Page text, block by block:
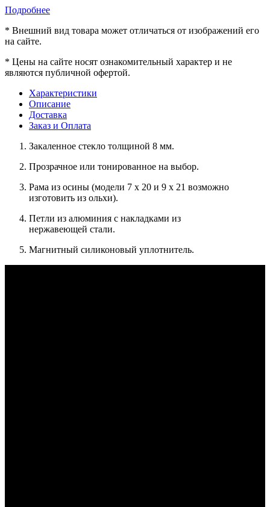
Подробнее
* Внешний вид товара может отличаться от изображений его
на сайте.
* Цены на сайте носят ознакомительный характер и не
являются публичной офертой.
Характеристики
Описание
Доставка
Заказ и Оплата
Закаленное стекло толщиной 8 мм.
Прозрачное или тонированное на выбор.
Рама из осины (модели 7 x 20 и 9 x 21 возможно
изготовить из ольхи).
Петли из алюминия с накладками из
нержавеющей стали.
Магнитный силиконовый уплотнитель.